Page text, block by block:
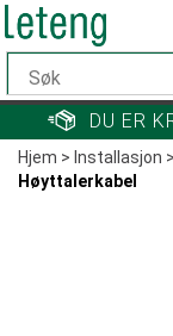
DU ER
Hjem> Installasjon
Høyttalerkabel